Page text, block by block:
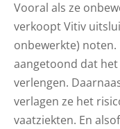
Vooral als ze
verkoopt Vitiv
onbewerkte)
aangetoond dat
verlengen.
verlagen ze het
vaatziekten. En